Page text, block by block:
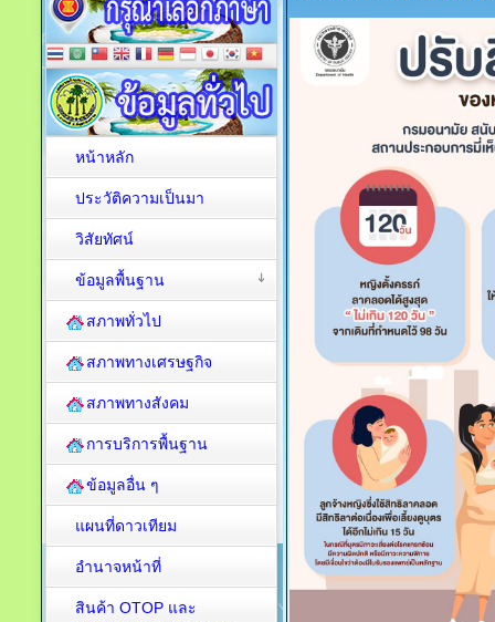
หน้าหลัก
ประวัติความเป็นมา
วิสัยทัศน์
ข้อมูลพื้นฐาน
สภาพทั่วไป
สภาพทางเศรษฐกิจ
สภาพทางสังคม
การบริการพื้นฐาน
ข้อมูลอื่น ๆ
แผนที่ดาวเทียม
อำนาจหน้าที่
สินค้า OTOP และ